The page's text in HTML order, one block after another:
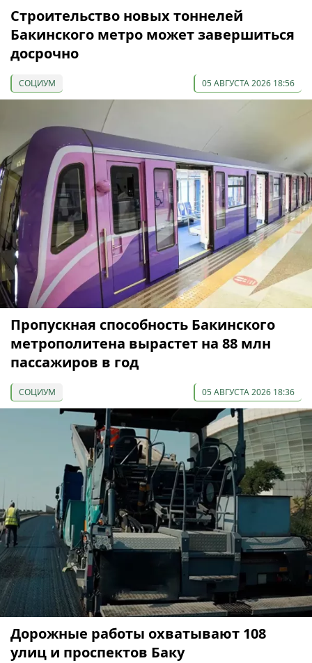
Строительство новых тоннелей
Бакинского метро может завершиться
досрочно
СОЦИУМ 05 АВГУСТА 2026 18:56
Пропускная способность Бакинского
метрополитена вырастет на 88 млн
пассажиров в год
СОЦИУМ 05 АВГУСТА 2026 18:36
Дорожные работы охватывают 108
улиц и проспектов Баку